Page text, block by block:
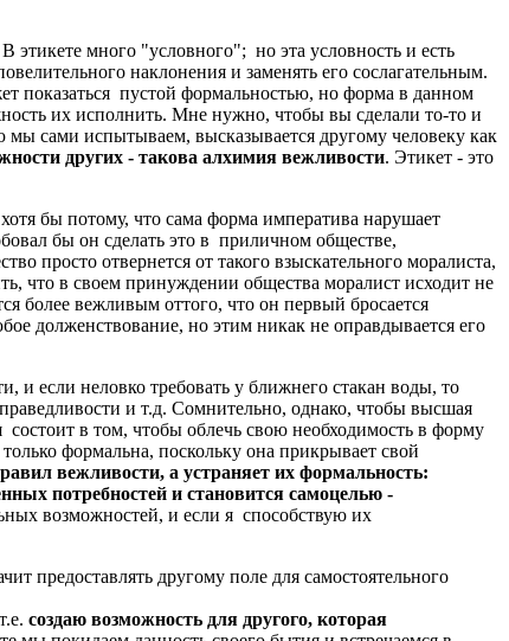
много "условного"; но эта условность и есть
наклонения и заменять его сослагательным.
пустой формальностью, но форма в данном
их исполнить. Мне нужно, чтобы вы сделали то-то и
мы сами испытываем, высказывается другому человеку как
других - такова алхимия вежливости. Этикет - это
бы потому, что сама форма императива нарушает
бы он сделать это в приличном обществе,
просто отвернется от такого взыскательного моралиста,
что в своем принуждении общества моралист исходит не
более вежливым оттого, что он первый бросается
долженствование, но этим никак не оправдывается его
если неловко требовать у ближнего стакан воды, то
и т.д. Сомнительно, однако, чтобы высшая
состоит в том, чтобы облечь свою необходимость в форму
формальна, поскольку она прикрывает свой
вежливости, а устраняет их формальность:
потребностей и становится самоцелью -
возможностей, и если я способствую их
предоставлять другому поле для самостоятельного
создаю возможность для другого, которая